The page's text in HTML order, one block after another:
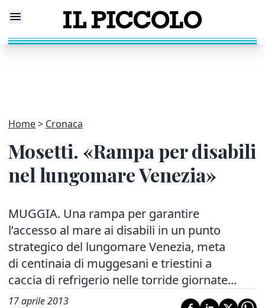
Home Cronaca
Mosetti. «Rampa per disabili
nel lungomare Venezia»
MUGGIA. Una rampa per garantire
l’accesso al mare ai disabili in un punto
strategico del lungomare Venezia, meta
di centinaia di muggesani e triestini a
caccia di refrigerio nelle torride giornate...
17 aprile 2013